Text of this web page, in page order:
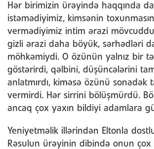
Hər birimizin ürəyində haqqında
istəmədiyimiz, kimsənin
vermədiyimiz intim ərazi
gizli ərazi daha böyük, sərhədləri
möhkəmiydi. O özünün yalnız bir
göstərirdi, qəlbini, düşüncələrini
anlatmırdı, kiməsə özünü sonadək
vermirdi. Hər sirrini bölüşmürdü.
ancaq çox yaxın bildiyi adamlara
Yeniyetməlik illərindən Eltonla
Rəsulun ürəyinin dibində onun çox